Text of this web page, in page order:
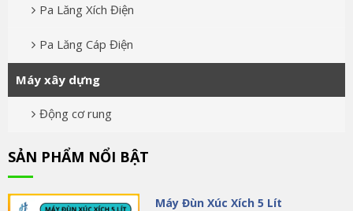
Pa Lăng Xích Điện
Pa Lăng Cáp Điện
Máy xây dựng
Động cơ rung
SẢN PHẨM NỔI BẬT
Máy Đùn Xúc Xích 5 Lít